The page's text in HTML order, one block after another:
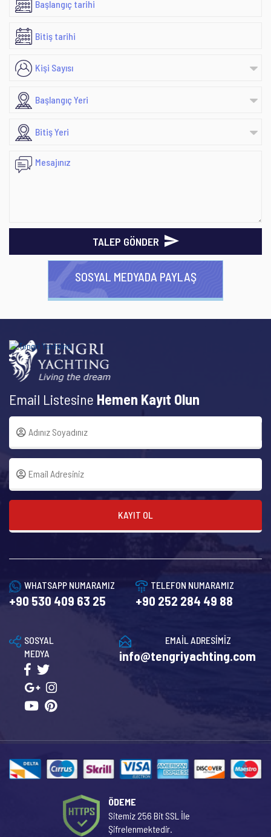
TALEP GÖNDER
SOSYAL MEDYADA PAYLAŞ
Email Listesine Hemen Kayıt Olun
KAYIT OL
WHATSAPP NUMARAMIZ
+90 530 409 63 25
TELEFON NUMARAMIZ
+90 252 284 49 88
EMAİL ADRESİMİZ
info@tengriyachting.com
SOSYAL
MEDYA
ÖDEME
Sitemiz 256 Bit SSL İle
Şifrelenmektedir.